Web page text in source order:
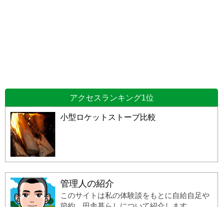
アクセスランキング1位
小型ロケットストーブ比較
管理人の紹介
このサイトは私の体験談をもとに自給自足や